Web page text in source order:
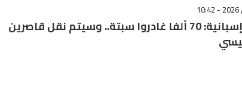
مصادر إسبانية: 70 ألفا غادروا سبتة.. وسيتم نقل قاصرين